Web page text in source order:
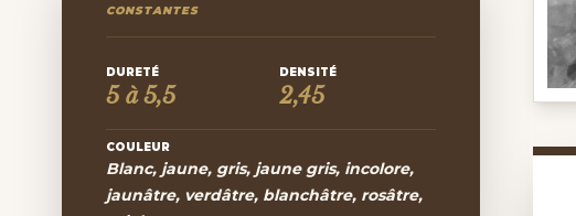
CONSTANTES
DURETÉ
5 à 5,5
DENSITÉ
2,45
COULEUR
Blanc, jaune, gris, jaune gris, incolore,
jaunâtre, verdâtre, blanchâtre, rosâtre,